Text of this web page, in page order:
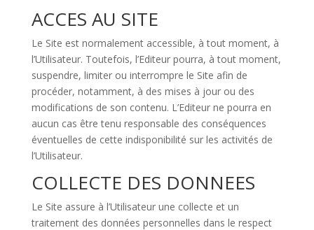
ACCES AU SITE
Le Site est normalement accessible, à tout moment, à
l’Utilisateur. Toutefois, l’Editeur pourra, à tout moment,
suspendre, limiter ou interrompre le Site afin de
procéder, notamment, à des mises à jour ou des
modifications de son contenu. L’Editeur ne pourra en
aucun cas être tenu responsable des conséquences
éventuelles de cette indisponibilité sur les activités de
l’Utilisateur.
COLLECTE DES DONNEES
Le Site assure à l’Utilisateur une collecte et un
traitement des données personnelles dans le respect